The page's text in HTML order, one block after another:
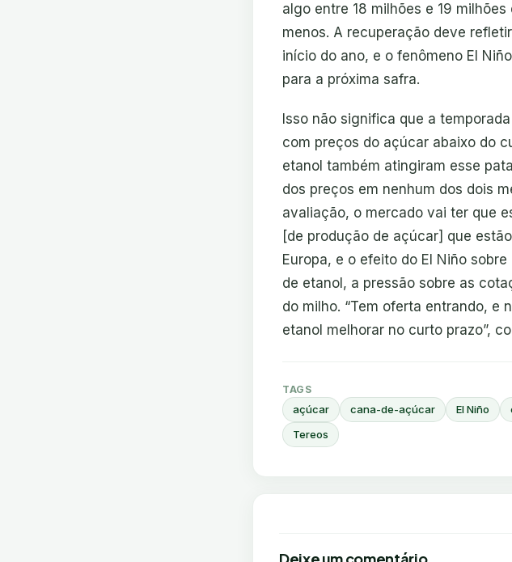
algo entre 18 milhões e 19
menos. A recuperação deve
início do ano, e o fenômeno El
para a próxima safra.
Isso não significa que a
com preços do açúcar abaixo do
etanol também atingiram esse
dos preços em nenhum dos dois
avaliação, o mercado vai ter que
[de produção de açúcar] que
Europa, e o efeito do El Niño
de etanol, a pressão sobre as
do milho. “Tem oferta entrando, e
etanol melhorar no curto prazo”,
TAGS
açúcar cana-de-açúcar El Niño
Tereos
Deixe um comentário